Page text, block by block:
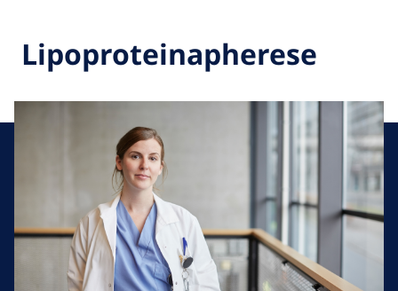
Lipoproteinapherese